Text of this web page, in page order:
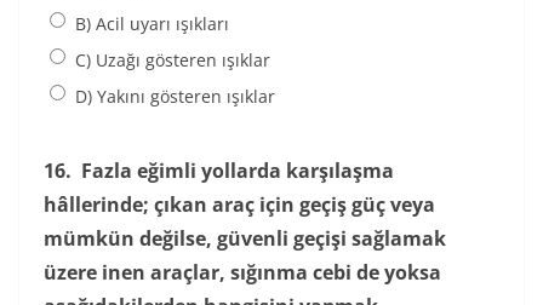
B) Acil uyarı ışıkları
C) Uzağı gösteren ışıklar
D) Yakını gösteren ışıklar
16. Fazla eğimli yollarda karşılaşma
hâllerinde; çıkan araç için geçiş güç veya
mümkün değilse, güvenli geçişi sağlamak
üzere inen araçlar, sığınma cebi de yoksa